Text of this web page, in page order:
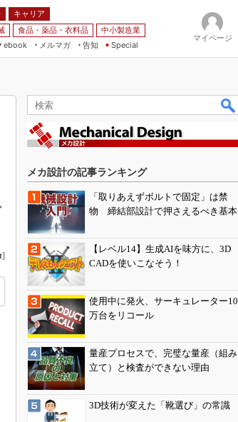
キャリア
食品・薬品・衣料品
中小製造業
ebook
メルマガ
告知 Special
マイページ
]
メカ設計の記事ランキング
「取りあえずボルトで固定」は禁
物 締結部設計で押さえるべき基本
【レベル14】生成AIを味方に、3D
CADを使いこなそう！
使用中に発火、サーキュレーター10
万台をリコール
量産プロセスで、完璧な量産（組み
立て）と検査ができない理由
3D技術が変えた「靴選び」の常識